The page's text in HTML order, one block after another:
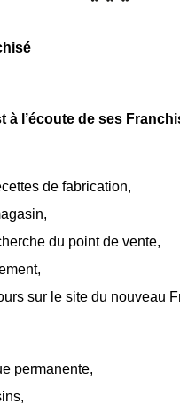
à l’écoute de ses
de fabrication,
du point de vente,
sur le site du nouveau
permanente,